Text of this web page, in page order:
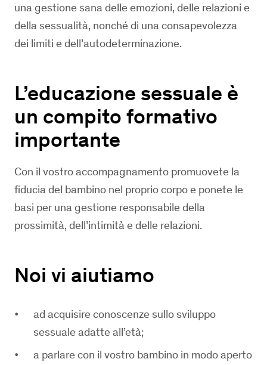
una gestione sana delle emozioni, delle relazioni e
della sessualità, nonché di una consapevolezza
dei limiti e dell’autodeterminazione.
L’educazione sessuale è
un compito formativo
importante
Con il vostro accompagnamento promuovete la
fiducia del bambino nel proprio corpo e ponete le
basi per una gestione responsabile della
prossimità, dell’intimità e delle relazioni.
Noi vi aiutiamo
ad acquisire conoscenze sullo sviluppo
sessuale adatte all’età;
a parlare con il vostro bambino in modo aperto